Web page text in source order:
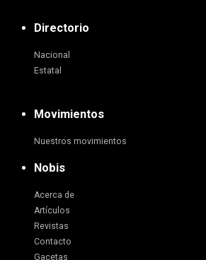
Directorio
Nacional
Estatal
Movimientos
Nuestros movimientos
Nobis
Acerca de
Artículos
Revistas
Contacto
Gacetas